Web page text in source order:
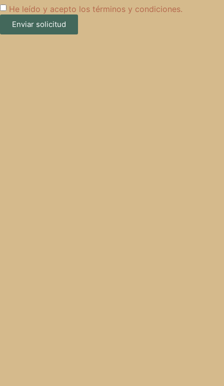
He leído y acepto los términos y condiciones.
Enviar solicitud